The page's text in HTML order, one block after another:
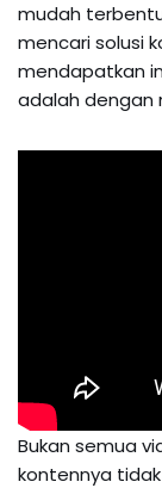
mudah
mencari solusi
mendapatkan
adalah dengan
Bukan semua
kontennya